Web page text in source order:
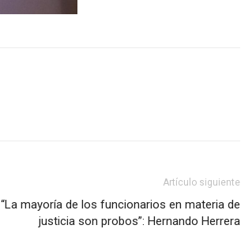
Artículo siguiente
“La mayoría de los funcionarios en materia de
justicia son probos”: Hernando Herrera